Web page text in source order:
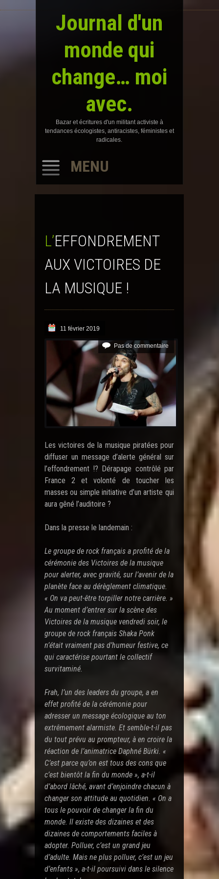
Journal d'un
monde qui
change… moi
avec.
Bazar et écritures d'un militant activiste à
tendances écologistes, antiracistes, féministes et
radicales.
MENU
L’EFFONDREMENT
AUX VICTOIRES DE
LA MUSIQUE !
11 février 2019
Pas de commentaire
Les victoires de la musique piratées pour
diffuser un message d’alerte général sur
l’effondrement !? Dérapage contrôlé par
France 2 et volonté de toucher les
masses ou simple initiative d’un artiste qui
aura gêné l’auditoire ?
Dans la presse le landemain :
Le groupe de rock français a profité de la
cérémonie des Victoires de la musique
pour alerter, avec gravité, sur l’avenir de la
planète face au dérèglement climatique.
« On va peut-être torpiller notre carrière. »
Au moment d’entrer sur la scène des
Victoires de la musique vendredi soir, le
groupe de rock français Shaka Ponk
n’était vraiment pas d’humeur festive, ce
qui caractérise pourtant le collectif
survitaminé.
Frah, l’un des leaders du groupe, a en
effet profité de la cérémonie pour
adresser un message écologique au ton
extrêmement alarmiste. Et semble-t-il pas
du tout prévu au prompteur, à en croire la
réaction de l’animatrice Daphné Bürki. «
C’est parce qu’on est tous des cons que
c’est bientôt la fin du monde », a-t-il
d’abord lâché, avant d’enjoindre chacun à
changer son attitude au quotidien. « On a
tous le pouvoir de changer la fin du
monde. Il existe des dizaines et des
dizaines de comportements faciles à
adopter. Polluer, c’est un grand jeu
d’adulte. Mais ne plus polluer, c’est un jeu
d’enfants », a-t-il poursuivi dans le silence